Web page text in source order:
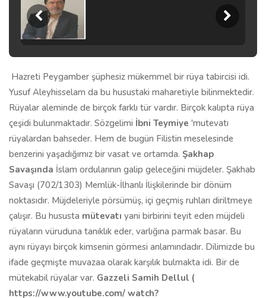
Hazreti Peygamber şüphesiz mükemmel bir rüya tabircisi idi.
Yusuf Aleyhisselam da bu husustaki maharetiyle bilinmektedir.
Rüyalar aleminde de birçok farklı tür vardır. Birçok kalıpta rüya
çeşidi bulunmaktadır. Sözgelimi İbni Teymiye 'mutevatı
rüyalardan bahseder. Hem de bugün Filistin meselesinde
benzerini yaşadığımız bir vasat ve ortamda. Şakhap
Savaşında İslam ordularının galip geleceğini müjdeler. Şakhab
Savaşı (702/1303) Memlük-İlhanlı İlişkilerinde bir dönüm
noktasıdır. Müjdeleriyle pörsümüş, içi geçmiş ruhları diriltmeye
çalışır. Bu hususta mütevatı yani birbirini teyit eden müjdeli
rüyaların vüruduna tanıklık eder, varlığına parmak basar. Bu
aynı rüyayı birçok kimsenin görmesi anlamındadır. Dilimizde bu
ifade geçmişte muvazaa olarak karşılık bulmakta idi. Bir de
mütekabil rüyalar var. Gazzeli Samih Dellul (
https://www.youtube.com/ watch?